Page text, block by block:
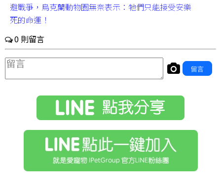
避戰爭，烏克蘭動物園無奈表示：牠們只能接受安樂
死的命運！